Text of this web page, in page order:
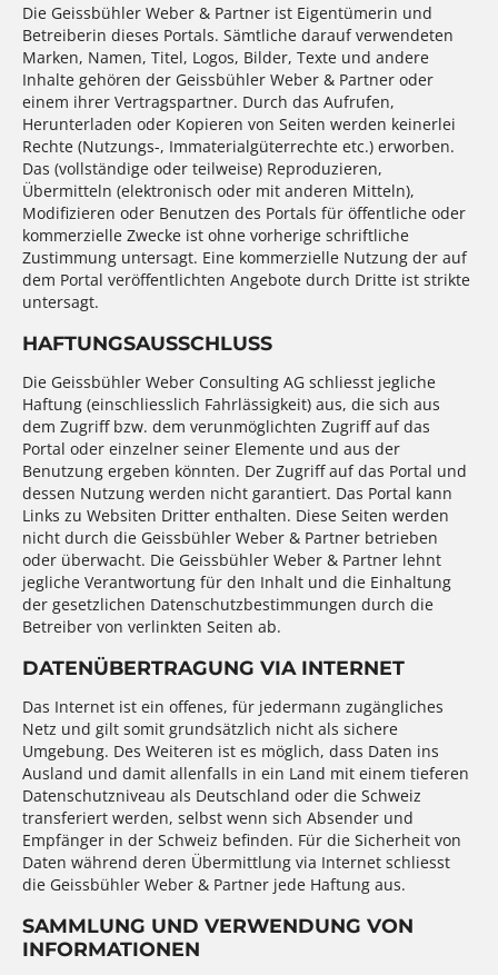
Die Geissbühler Weber & Partner ist Eigentümerin und
Betreiberin dieses Portals. Sämtliche darauf verwendeten
Marken, Namen, Titel, Logos, Bilder, Texte und andere
Inhalte gehören der Geissbühler Weber & Partner oder
einem ihrer Vertragspartner. Durch das Aufrufen,
Herunterladen oder Kopieren von Seiten werden keinerlei
Rechte (Nutzungs-, Immaterialgüterrechte etc.) erworben.
Das (vollständige oder teilweise) Reproduzieren,
Übermitteln (elektronisch oder mit anderen Mitteln),
Modifizieren oder Benutzen des Portals für öffentliche oder
kommerzielle Zwecke ist ohne vorherige schriftliche
Zustimmung untersagt. Eine kommerzielle Nutzung der auf
dem Portal veröffentlichten Angebote durch Dritte ist strikte
untersagt.
HAFTUNGSAUSSCHLUSS
Die Geissbühler Weber Consulting AG schliesst jegliche
Haftung (einschliesslich Fahrlässigkeit) aus, die sich aus
dem Zugriff bzw. dem verunmöglichten Zugriff auf das
Portal oder einzelner seiner Elemente und aus der
Benutzung ergeben könnten. Der Zugriff auf das Portal und
dessen Nutzung werden nicht garantiert. Das Portal kann
Links zu Websiten Dritter enthalten. Diese Seiten werden
nicht durch die Geissbühler Weber & Partner betrieben
oder überwacht. Die Geissbühler Weber & Partner lehnt
jegliche Verantwortung für den Inhalt und die Einhaltung
der gesetzlichen Datenschutzbestimmungen durch die
Betreiber von verlinkten Seiten ab.
DATENÜBERTRAGUNG VIA INTERNET
Das Internet ist ein offenes, für jedermann zugängliches
Netz und gilt somit grundsätzlich nicht als sichere
Umgebung. Des Weiteren ist es möglich, dass Daten ins
Ausland und damit allenfalls in ein Land mit einem tieferen
Datenschutzniveau als Deutschland oder die Schweiz
transferiert werden, selbst wenn sich Absender und
Empfänger in der Schweiz befinden. Für die Sicherheit von
Daten während deren Übermittlung via Internet schliesst
die Geissbühler Weber & Partner jede Haftung aus.
SAMMLUNG UND VERWENDUNG VON
INFORMATIONEN